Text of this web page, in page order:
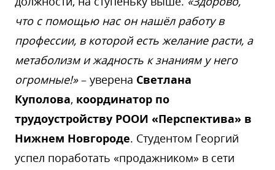
что с помощью нас он нашёл работу в
профессии, в которой есть желание расти, а
метаболизм и жадность к знаниям у него
огромные!»– уверена Светлана
Куполова, координатор по
трудоустройству РООИ «Перспектива» в
Нижнем Новгороде. Студентом Георгий
успел поработать «продажником» в сети